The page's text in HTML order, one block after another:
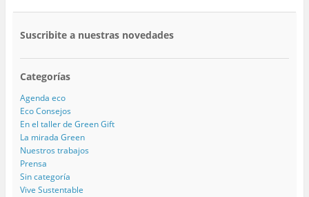
Suscribite a nuestras novedades
Categorías
Agenda eco
Eco Consejos
En el taller de Green Gift
La mirada Green
Nuestros trabajos
Prensa
Sin categoría
Vive Sustentable